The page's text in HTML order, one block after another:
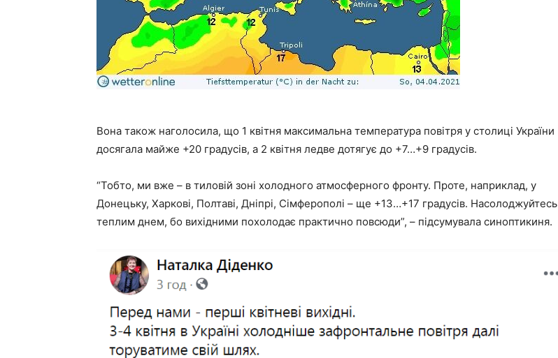
Вона також наголосила, що 1 квітня максимальна температура повітря у столиці України
досягала майже +20 градусів, а 2 квітня ледве дотягує до +7…+9 градусів.
“Тобто, ми вже – в тиловій зоні холодного атмосферного фронту. Проте, наприклад, у
Донецьку, Харкові, Полтаві, Дніпрі, Сімферополі – ще +13…+17 градусів. Насолоджуйтесь
теплим днем, бо вихідними похолодає практично повсюди”, – підсумувала синоптикиня.